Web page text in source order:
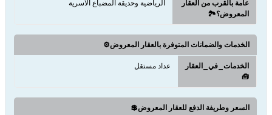
عامة بالقرب من العقار
المعروض؟🏞️
الرياضية وحديقة المضباع الاسرية
الخدمات والضمانات المتوفرة بالعقار المعروض⚙️
الخدمات_في_العقار
🧰
عداد مستقل
السعر وطريفة الدفع للعقار المعروض💲